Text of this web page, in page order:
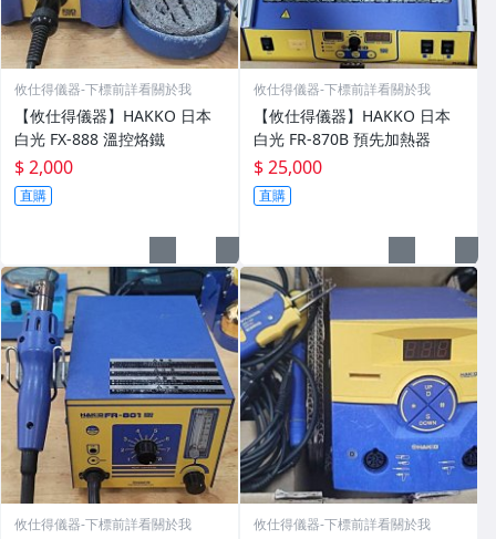
攸仕得儀器-下標前詳看關於我
【攸仕得儀器】HAKKO 日本
白光 FX-888 溫控烙鐵
$ 2,000
直購
攸仕得儀器-下標前詳看關於我
【攸仕得儀器】HAKKO 日本
白光 FR-870B 預先加熱器
$ 25,000
直購
攸仕得儀器-下標前詳看關於我 攸仕得儀器-下標前詳看關於我